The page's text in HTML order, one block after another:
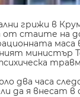
грижи в
стаите на
два часа
да я внесат